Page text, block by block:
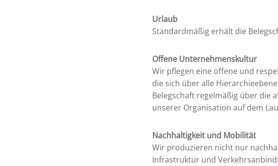
Urlaub
Standardmäßig erhält die
Offene Unternehmenskultur
Wir pflegen eine offene und
die sich über alle
Belegschaft regelmäßig über die
unserer Organisation auf dem
Nachhaltigkeit und Mobilität
Wir produzieren nicht nur
Infrastruktur und